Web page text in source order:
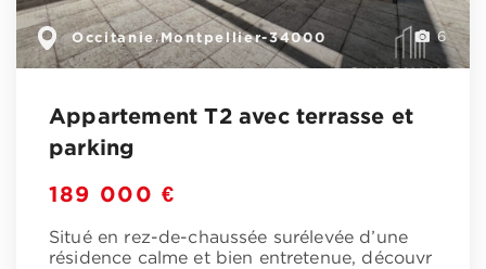
6
Occitanie,Montpellier-34000
Appartement T2 avec terrasse et
parking
189 000 €
Situé en rez-de-chaussée surélevée d’une
résidence calme et bien entretenue, découvr